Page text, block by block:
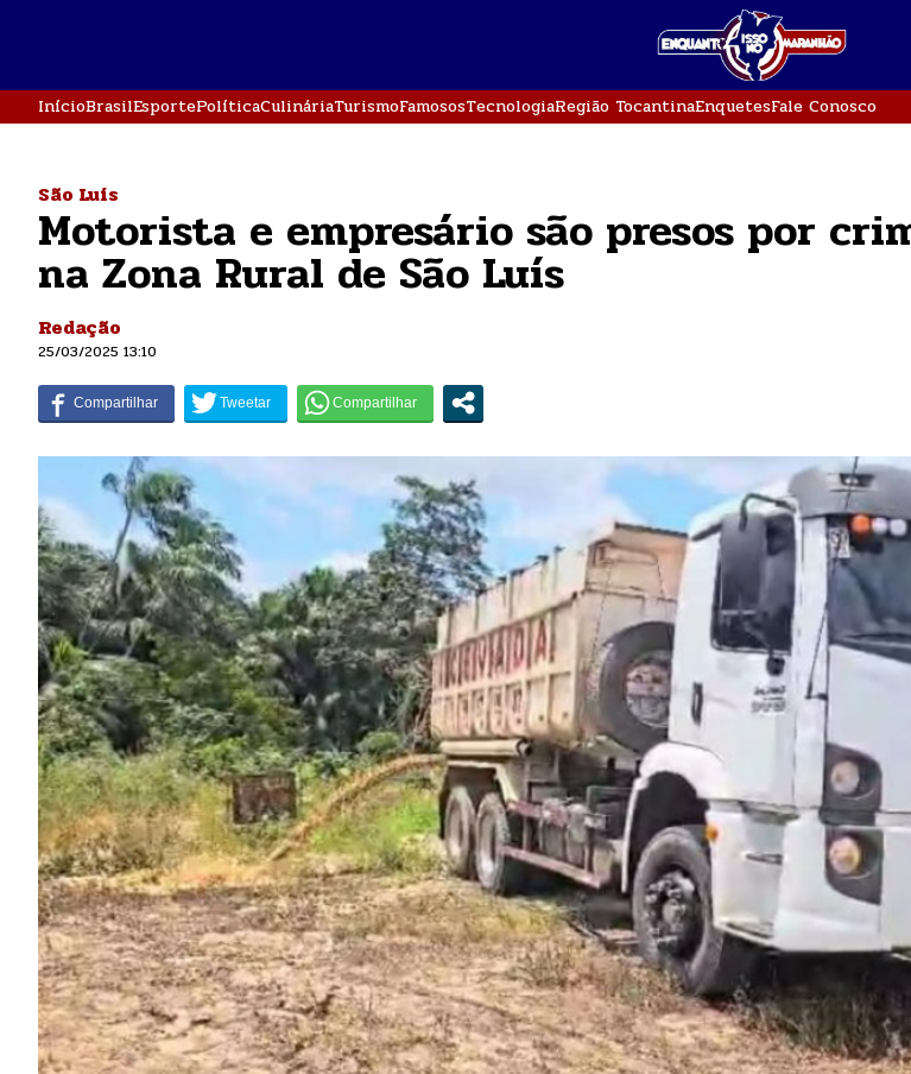
InícioBrasilEsportePolíticaCulináriaTurismoFamososTecnologiaRegião TocantinaEnquetesFale Conosco
São Luís
Motorista e empresário são presos por
na Zona Rural de São Luís
Redação
25/03/2025 13:10